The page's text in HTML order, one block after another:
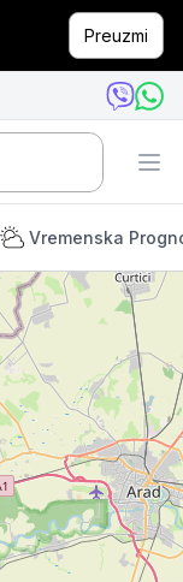
Preuzmi
Vremenska